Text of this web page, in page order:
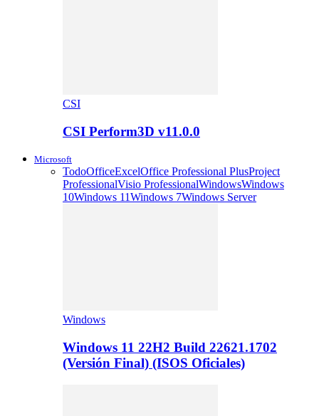
CSI
CSI Perform3D v11.0.0
Microsoft
TodoOfficeExcelOffice Professional PlusProject
ProfessionalVisio ProfessionalWindowsWindows
10Windows 11Windows 7Windows Server
Windows
Windows 11 22H2 Build 22621.1702
(Versión Final) (ISOS Oficiales)